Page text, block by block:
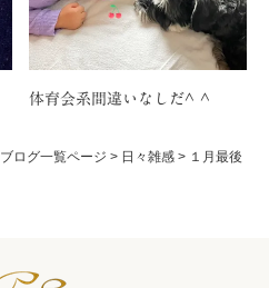
体育会系間違いなしだ^ ^
ブログ一覧ページ > 日々雑感 > １月最後